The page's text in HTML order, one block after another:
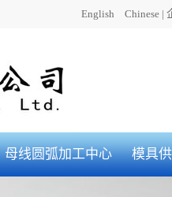
English Chinese |
母线圆弧加工中心 模具